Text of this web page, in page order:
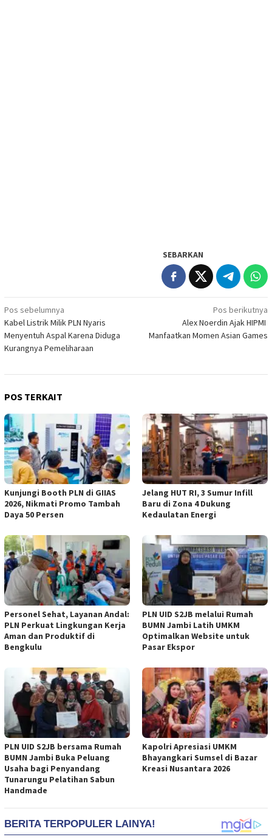
SEBARKAN
Navigasi
pos
Pos sebelumnya
Kabel Listrik Milik PLN Nyaris
Menyentuh Aspal Karena Diduga
Kurangnya Pemeliharaan
Pos berikutnya
Alex Noerdin Ajak HIPMI
Manfaatkan Momen Asian Games
POS TERKAIT
Kunjungi Booth PLN di GIIAS
2026, Nikmati Promo Tambah
Daya 50 Persen
Jelang HUT RI, 3 Sumur Infill
Baru di Zona 4 Dukung
Kedaulatan Energi
Personel Sehat, Layanan Andal:
PLN Perkuat Lingkungan Kerja
Aman dan Produktif di
Bengkulu
PLN UID S2JB melalui Rumah
BUMN Jambi Latih UMKM
Optimalkan Website untuk
Pasar Ekspor
PLN UID S2JB bersama Rumah
BUMN Jambi Buka Peluang
Usaha bagi Penyandang
Tunarungu Pelatihan Sabun
Handmade
Kapolri Apresiasi UMKM
Bhayangkari Sumsel di Bazar
Kreasi Nusantara 2026